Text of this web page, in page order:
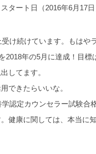
タート日（2016年6月17日
け続けています。もはや
2018年の5月に達成！目標
してます。
できたらいいな。
認定カウンセラー試験合
健康に関しては、本当に